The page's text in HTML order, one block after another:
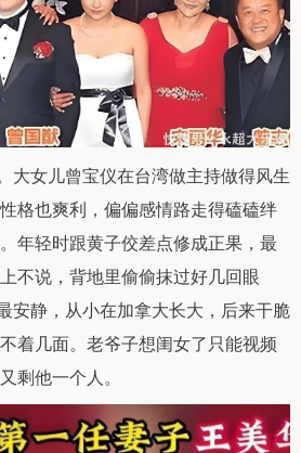
女儿曾宝仪在台湾做主持做得风生
格也爽利，偏偏感情路走得磕磕绊
年轻时跟黄子佼差点修成正果，最
不说，背地里偷偷抹过好几回眼
静，从小在加拿大长大，后来干脆
着几面。老爷子想闺女了只能视频
剩他一个人。